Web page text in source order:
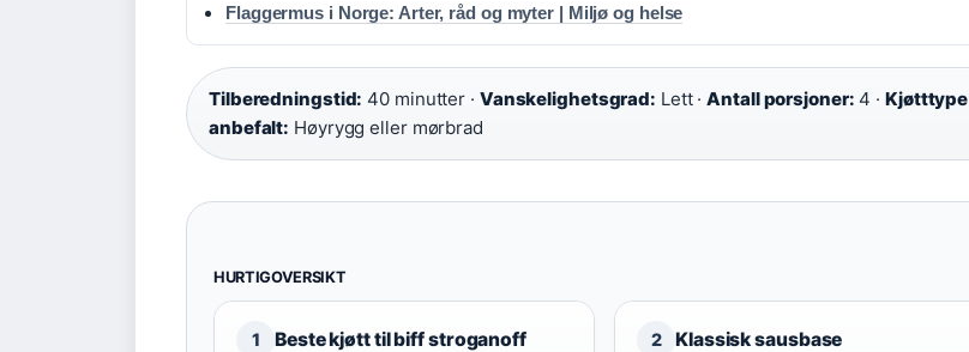
Flaggermus i Norge: Arter, råd og myter | Miljø og helse
Tilberedningstid: 40 minutter · Vanskelighetsgrad: Lett ·Antall porsjoner: 4 ·Kjøtttype
anbefalt: Høyrygg eller mørbrad
HURTIGOVERSIKT
1 Beste kjøtt til biff stroganoff 2 Klassisk sausbase